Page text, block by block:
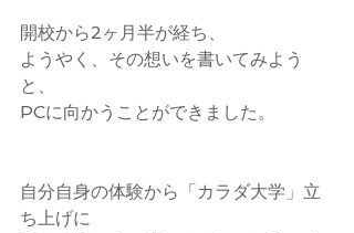
開校から2ヶ月半が経ち、
ようやく、その想いを書いてみよう
と、
PCに向かうことができました。
自分自身の体験から「カラダ大学」立
ち上げに